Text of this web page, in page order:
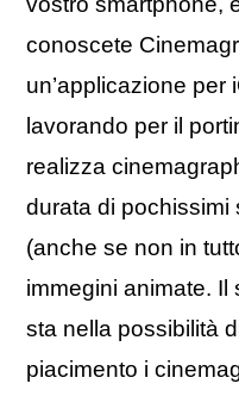
conoscete
un’applicazione per
lavorando per il
realizza
durata di pochissimi
(anche se non in
immegini animate. Il
sta nella possibilità
piacimento i